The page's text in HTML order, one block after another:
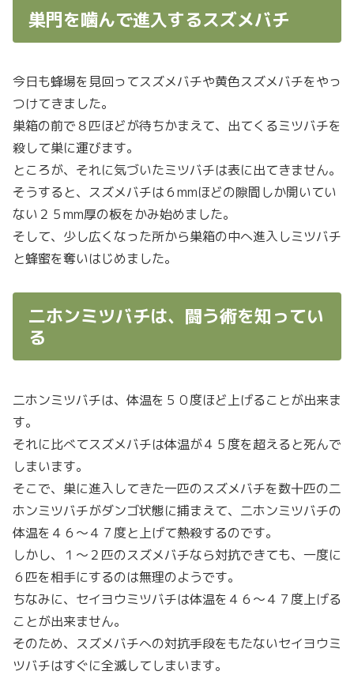
巣門を噛んで進入するスズメバチ
今日も蜂場を見回ってスズメバチや黄色スズメバチをやっ
つけてきました。
巣箱の前で８匹ほどが待ちかまえて、出てくるミツバチを
殺して巣に運びます。
ところが、それに気づいたミツバチは表に出てきません。
そうすると、スズメバチは６mmほどの隙間しか開いてい
ない２５mm厚の板をかみ始めました。
そして、少し広くなった所から巣箱の中へ進入しミツバチ
と蜂蜜を奪いはじめました。
二ホンミツバチは、闘う術を知ってい
る
二ホンミツバチは、体温を５０度ほど上げることが出来ま
す。
それに比べてスズメバチは体温が４５度を超えると死んで
しまいます。
そこで、巣に進入してきた一匹のスズメバチを数十匹の二
ホンミツバチがダンゴ状態に捕まえて、二ホンミツバチの
体温を４６〜４７度と上げて熱殺するのです。
しかし、１〜２匹のスズメバチなら対抗できても、一度に
６匹を相手にするのは無理のようです。
ちなみに、セイヨウミツバチは体温を４６〜４７度上げる
ことが出来ません。
そのため、スズメバチへの対抗手段をもたないセイヨウミ
ツバチはすぐに全滅してしまいます。